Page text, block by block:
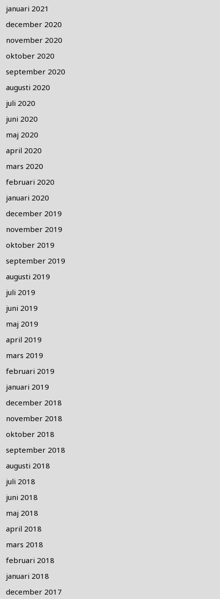
januari 2021
december 2020
november 2020
oktober 2020
september 2020
augusti 2020
juli 2020
juni 2020
maj 2020
april 2020
mars 2020
februari 2020
januari 2020
december 2019
november 2019
oktober 2019
september 2019
augusti 2019
juli 2019
juni 2019
maj 2019
april 2019
mars 2019
februari 2019
januari 2019
december 2018
november 2018
oktober 2018
september 2018
augusti 2018
juli 2018
juni 2018
maj 2018
april 2018
mars 2018
februari 2018
januari 2018
december 2017